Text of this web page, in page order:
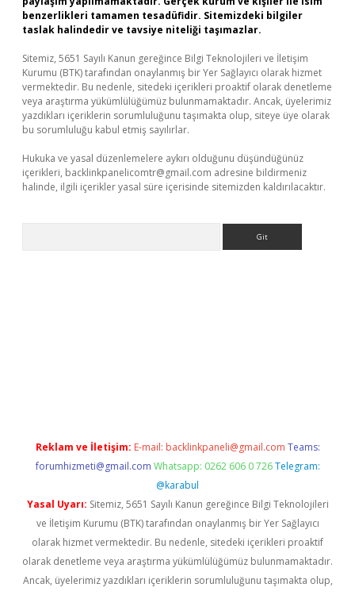
benzerlikleri tamamen tesadüfidir. Sitemizdeki bilgiler
taslak halindedir ve tavsiye niteliği taşımazlar.
Sitemiz, 5651 Sayılı Kanun gereğince Bilgi Teknolojileri ve İletişim
Kurumu (BTK) tarafından onaylanmış bir Yer Sağlayıcı olarak hizmet
vermektedir. Bu nedenle, sitedeki içerikleri proaktif olarak denetleme
veya araştırma yükümlülüğümüz bulunmamaktadır. Ancak, üyelerimiz
yazdıkları içeriklerin sorumluluğunu taşımakta olup, siteye üye olarak
bu sorumluluğu kabul etmiş sayılırlar.
Hukuka ve yasal düzenlemelere aykırı olduğunu düşündüğünüz
içerikleri, backlinkpanelicomtr@gmail.com adresine bildirmeniz
halinde, ilgili içerikler yasal süre içerisinde sitemizden kaldırılacaktır.
Reklam ve İletişim: E-mail: backlinkpaneli@gmail.com Teams:
forumhizmeti@gmail.com Whatsapp: 0262 606 0 726 Telegram:
@karabul
Yasal Uyarı: Sitemiz, 5651 Sayılı Kanun gereğince Bilgi Teknolojileri
ve İletişim Kurumu (BTK) tarafından onaylanmış bir Yer Sağlayıcı
olarak hizmet vermektedir. Bu nedenle, sitedeki içerikleri proaktif
olarak denetleme veya araştırma yükümlülüğümüz bulunmamaktadır.
Ancak, üyelerimiz yazdıkları içeriklerin sorumluluğunu taşımakta olup,